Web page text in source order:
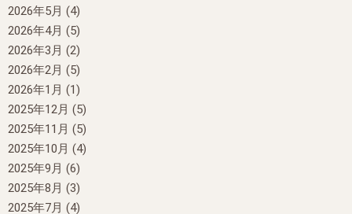
2026年5月 (4)
2026年4月 (5)
2026年3月 (2)
2026年2月 (5)
2026年1月 (1)
2025年12月 (5)
2025年11月 (5)
2025年10月 (4)
2025年9月 (6)
2025年8月 (3)
2025年7月 (4)